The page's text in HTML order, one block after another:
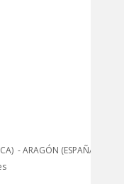
- ARAGÓN (ESPAÑA)